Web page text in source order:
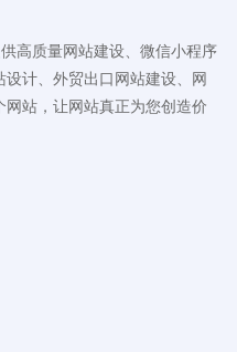
高质量网站建设、微信小程序
计、外贸出口网站建设、网
站，让网站真正为您创造价